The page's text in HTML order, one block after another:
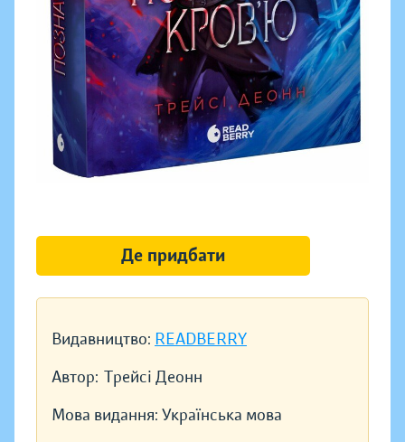
Видавництво: READBERRY
Автор: Трейсі Деонн
Мова видання: Українська мова
Де придбати